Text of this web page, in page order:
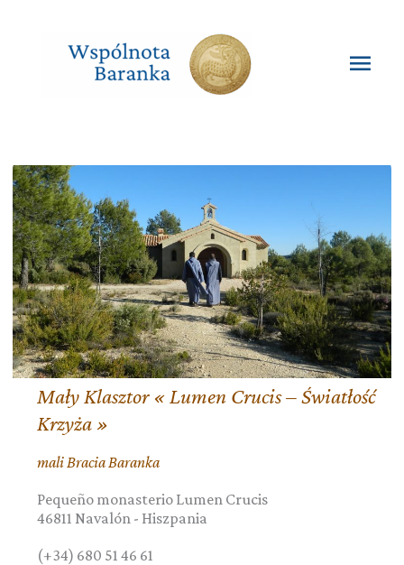
Mały Klasztor « Lumen Crucis – Światłość
Krzyża »
mali Bracia Baranka
Pequeño monasterio Lumen Crucis
46811 Navalón - Hiszpania
(+34) 680 51 46 61